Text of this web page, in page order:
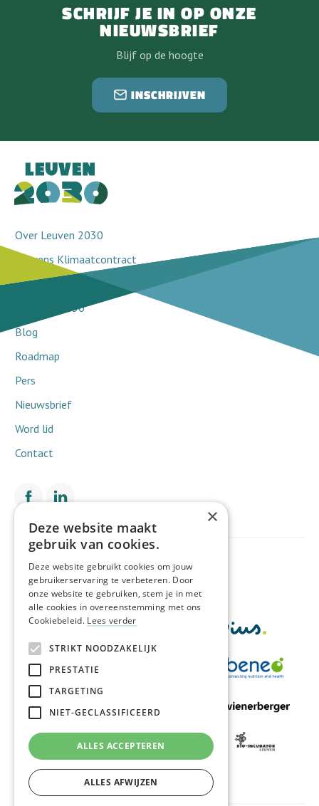
SCHRIJF JE IN OP ONZE
NIEUWSBRIEF
Blijf op de hoogte
INSCHRIJVEN
Over Leuven 2030
Leuvens Klimaatcontract
Doorbraakprojecten
Netwerk 2030
Blog
Roadmap
Pers
Nieuwsbrief
Word lid
Contact
Met de financiële steun van
×
Deze website maakt
gebruik van cookies.
Deze website gebruikt cookies om jouw
gebruikerservaring te verbeteren. Door
onze website te gebruiken, stem je in met
alle cookies in overeenstemming met ons
Cookiebeleid. Lees verder
STRIKT NOODZAKELIJK
PRESTATIE
TARGETING
NIET-GECLASSIFICEERD
ALLES ACCEPTEREN
ALLES AFWIJZEN